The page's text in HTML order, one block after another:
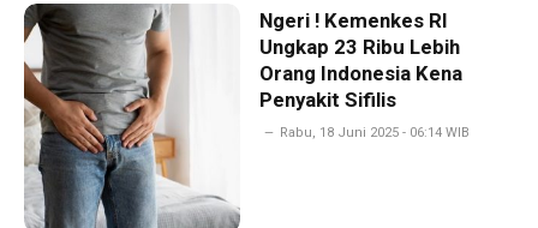
Ngeri ! Kemenkes RI
Ungkap 23 Ribu Lebih
Orang Indonesia Kena
Penyakit Sifilis
Rabu, 18 Juni 2025 - 06:14 WIB